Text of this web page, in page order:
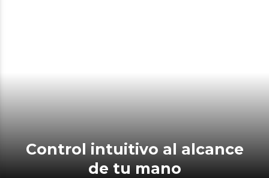
Control intuitivo al alcance
de tu mano